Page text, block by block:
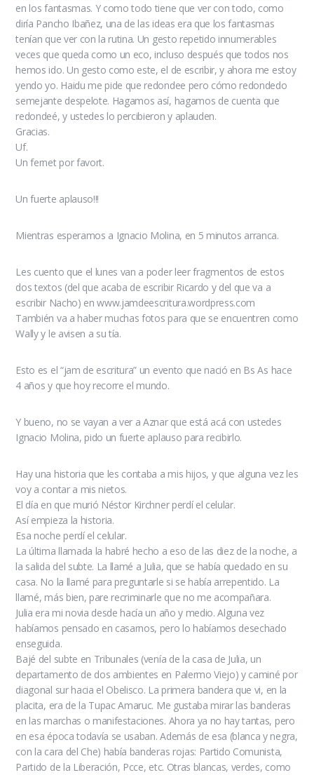
en los fantasmas. Y como todo tiene que ver con todo, como
diría Pancho Ibañez, una de las ideas era que los fantasmas
tenían que ver con la rutina. Un gesto repetido innumerables
veces que queda como un eco, incluso después que todos nos
hemos ido. Un gesto como este, el de escribir, y ahora me estoy
yendo yo. Haidu me pide que redondee pero cómo redondedo
semejante despelote. Hagamos así, hagamos de cuenta que
redondeé, y ustedes lo percibieron y aplauden.
Gracias.
Uf.
Un fernet por favort.
Un fuerte aplauso!!!
Mientras esperamos a Ignacio Molina, en 5 minutos arranca.
Les cuento que el lunes van a poder leer fragmentos de estos
dos textos (del que acaba de escribir Ricardo y del que va a
escribir Nacho) en www.jamdeescritura.wordpress.com
También va a haber muchas fotos para que se encuentren como
Wally y le avisen a su tía.
Esto es el “jam de escritura” un evento que nació en Bs As hace
4 años y que hoy recorre el mundo.
Y bueno, no se vayan a ver a Aznar que está acá con ustedes
Ignacio Molina, pido un fuerte aplauso para recibirlo.
Hay una historia que les contaba a mis hijos, y que alguna vez les
voy a contar a mis nietos.
El día en que murió Néstor Kirchner perdí el celular.
Así empieza la historia.
Esa noche perdí el celular.
La última llamada la habré hecho a eso de las diez de la noche, a
la salida del subte. La llamé a Julia, que se había quedado en su
casa. No la llamé para preguntarle si se había arrepentido. La
llamé, más bien, pare recriminarle que no me acompañara.
Julia era mi novia desde hacía un año y medio. Alguna vez
habíamos pensado en casarnos, pero lo habíamos desechado
enseguida.
Bajé del subte en Tribunales (venía de la casa de Julia, un
departamento de dos ambientes en Palermo Viejo) y caminé por
diagonal sur hacia el Obelisco. La primera bandera que vi, en la
placita, era de la Tupac Amaruc. Me gustaba mirar las banderas
en las marchas o manifestaciones. Ahora ya no hay tantas, pero
en esa época todavía se usaban. Además de esa (blanca y negra,
con la cara del Che) había banderas rojas: Partido Comunista,
Partido de la Liberación, Pcce, etc. Otras blancas, verdes, como